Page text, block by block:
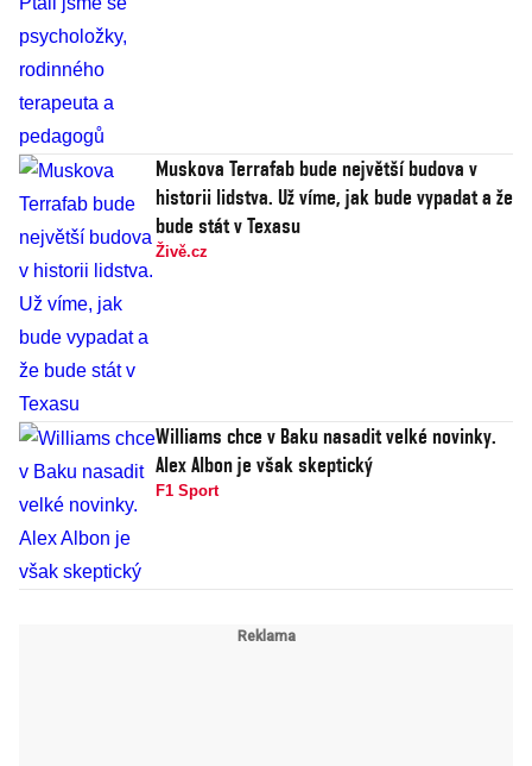
Muskova Terrafab bude největší budova v
historii lidstva. Už víme, jak bude vypadat a že
bude stát v Texasu
Živě.cz
Williams chce v Baku nasadit velké novinky.
Alex Albon je však skeptický
F1 Sport